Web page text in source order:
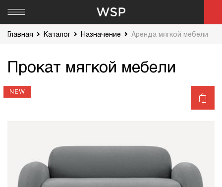
Главная Каталог Назначение Аренда мягкой мебели
Прокат мягкой мебели